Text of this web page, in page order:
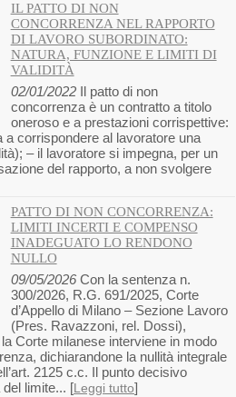
IL PATTO DI NON
CONCORRENZA NEL RAPPORTO
DI LAVORO SUBORDINATO:
NATURA, FUNZIONE E LIMITI DI
VALIDITÀ
02/01/2022Il patto di non
concorrenza è un contratto a titolo
oneroso e a prestazioni corrispettive:
a corrispondere al lavoratore una
– il lavoratore si impegna, per un
del rapporto, a non svolgere
PATTO DI NON CONCORRENZA:
LIMITI INCERTI E COMPENSO
INADEGUATO LO RENDONO
NULLO
09/05/2026Con la sentenza n.
300/2026, R.G. 691/2025, Corte
d’Appello di Milano – Sezione Lavoro
(Pres. Ravazzoni, rel. Dossi),
Corte milanese interviene in modo
dichiarandone la nullità integrale
2125 c.c. Il punto decisivo
limite... [Leggi tutto]